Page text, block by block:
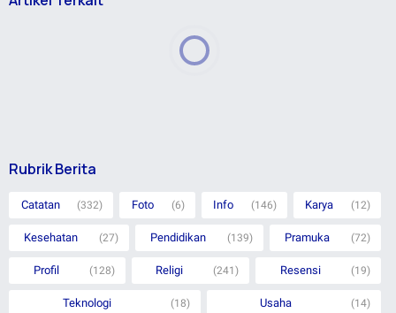
Rubrik Berita
Catatan (332) Foto (6) Info (146) Karya (12)
Kesehatan (27) Pendidikan (139) Pramuka (72)
Profil (128) Religi (241) Resensi (19)
Teknologi (18) Usaha (14)